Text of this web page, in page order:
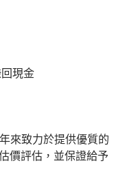
現金
來致力於提供優質的
價評估，並保證給予